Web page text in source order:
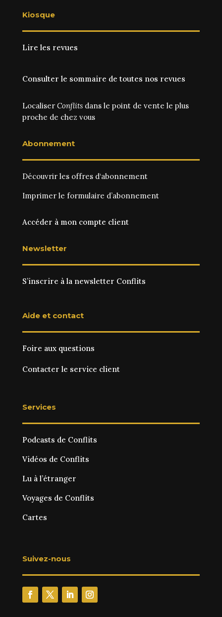
Kiosque
Lire les revues
Consulter le sommaire de toutes nos revues
Localiser Conflitsdans le point de vente le plus
proche de chez vous
Abonnement
Découvrir les offres d‘abonnement
Imprimer le formulaire d’abonnement
Accéder à mon compte client
Newsletter
S’inscrire à la newsletter Conflits
Aide et contact
Foire aux questions
Contacter le service client
Services
Podcasts de Conflits
Vidéos de Conflits
Lu à l’étranger
Voyages de Conflits
Cartes
Suivez-nous